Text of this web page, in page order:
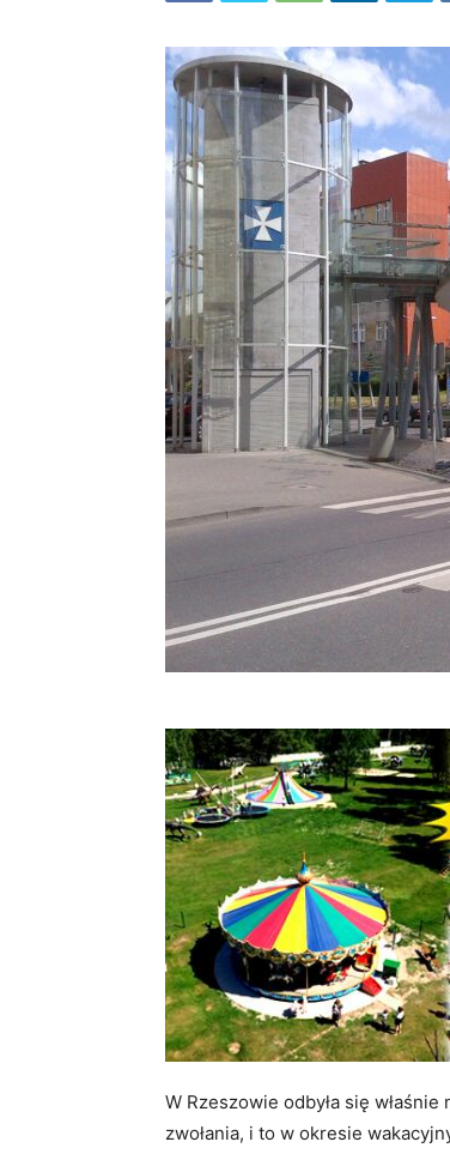
W Rzeszowie odbyła się
zwołania, i to w okresie